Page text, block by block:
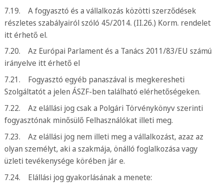
7.19. A fogyasztó és a vállalkozás közötti szerződések
részletes szabályairól szóló 45/2014. (II.26.) Korm. rendelet
itt érhető el.
7.20. Az Európai Parlament és a Tanács 2011/83/EU számú
irányelve itt érhető el
7.21. Fogyasztó egyéb panaszával is megkeresheti
Szolgáltatót a jelen ÁSZF-ben található elérhetőségeken.
7.22. Az elállási jog csak a Polgári Törvénykönyv szerinti
fogyasztónak minősülő Felhasználókat illeti meg.
7.23. Az elállási jog nem illeti meg a vállalkozást, azaz az
olyan személyt, aki a szakmája, önálló foglalkozása vagy
üzleti tevékenysége körében jár e.
7.24. Elállási jog gyakorlásának a menete: